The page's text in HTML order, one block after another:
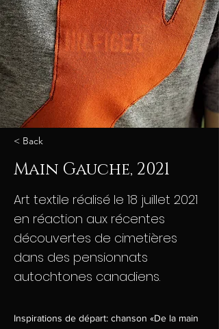
< Back
Main Gauche, 2021
Art textile réalisé le 18 juillet 2021
en réaction aux récentes
découvertes de cimetières
dans des pensionnats
autochtones canadiens.
Inspirations de départ: chanson «De la main